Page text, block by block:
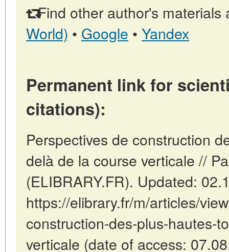
Find other author's materials
World) • Google • Yandex
Permanent link for
citations):
Perspectives de construction
delà de la course verticale //
(ELIBRARY.FR). Updated:
https://elibrary.fr/m/articles/
construction-des-plus-hautes-
verticale (date of access: